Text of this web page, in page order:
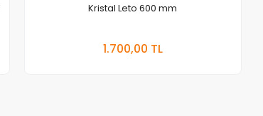
Kristal Leto 600 mm
1.700,00 TL